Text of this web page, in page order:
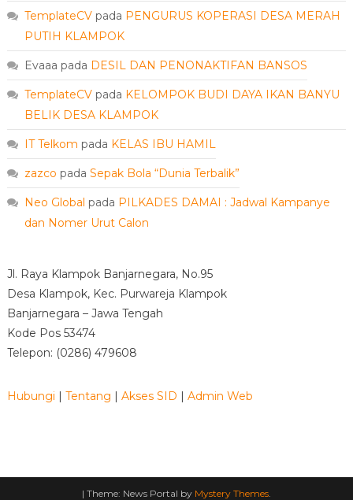
TemplateCVpada PENGURUS KOPERASI DESA MERAH
PUTIH KLAMPOK
Evaaa pada DESIL DAN PENONAKTIFAN BANSOS
TemplateCVpada KELOMPOK BUDI DAYA IKAN BANYU
BELIK DESA KLAMPOK
IT Telkom pada KELAS IBU HAMIL
zazco pada Sepak Bola “Dunia Terbalik”
Neo Global pada PILKADES DAMAI : Jadwal Kampanye
dan Nomer Urut Calon
Jl. Raya Klampok Banjarnegara, No.95
Desa Klampok, Kec. Purwareja Klampok
Banjarnegara – Jawa Tengah
Kode Pos 53474
Telepon: (0286) 479608
Hubungi | Tentang | Akses SID | Admin Web
| Theme: News Portal by Mystery Themes